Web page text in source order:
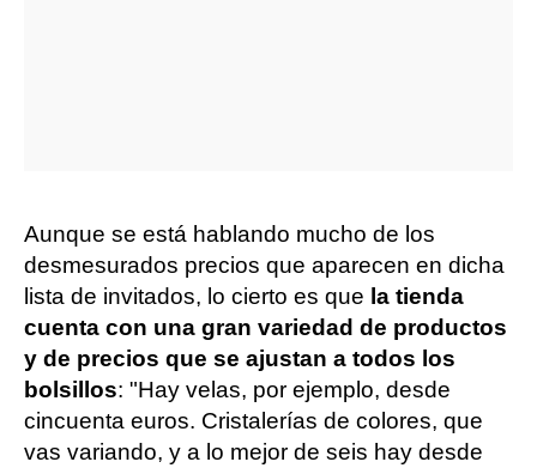
Aunque se está hablando mucho de los
desmesurados precios que aparecen en dicha
lista de invitados, lo cierto es que la tienda
cuenta con una gran variedad de productos
y de precios que se ajustan a todos los
bolsillos: "Hay velas, por ejemplo, desde
cincuenta euros. Cristalerías de colores, que
vas variando, y a lo mejor de seis hay desde